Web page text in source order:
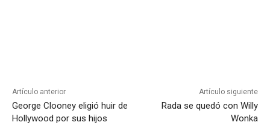
Artículo anterior
George Clooney eligió huir de
Hollywood por sus hijos
Artículo siguiente
Rada se quedó con Willy
Wonka